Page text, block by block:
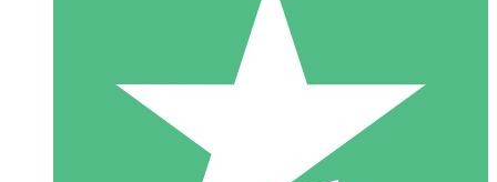
Individuelle Credit-Pakete
Zahlen Sie nach Bedarf mit Download-Credits. Keine
monatliche Verpflichtung erforderlich.